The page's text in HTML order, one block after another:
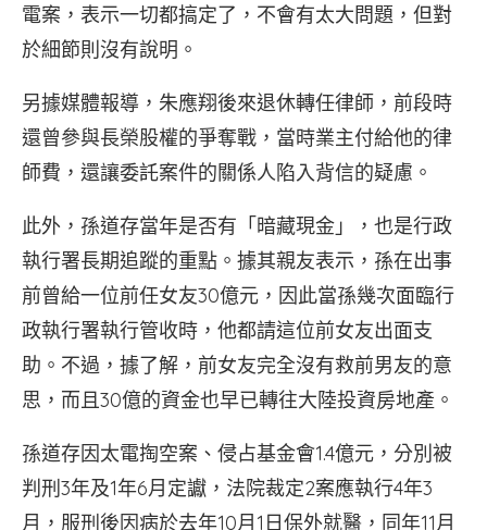
電案，表示一切都搞定了，不會有太大問題，但對
於細節則沒有說明。
另據媒體報導，朱應翔後來退休轉任律師，前段時
還曾參與長榮股權的爭奪戰，當時業主付給他的律
師費，還讓委託案件的關係人陷入背信的疑慮。
此外，孫道存當年是否有「暗藏現金」，也是行政
執行署長期追蹤的重點。據其親友表示，孫在出事
前曾給一位前任女友30億元，因此當孫幾次面臨行
政執行署執行管收時，他都請這位前女友出面支
助。不過，據了解，前女友完全沒有救前男友的意
思，而且30億的資金也早已轉往大陸投資房地產。
孫道存因太電掏空案、侵占基金會1.4億元，分別被
判刑3年及1年6月定讞，法院裁定2案應執行4年3
月，服刑後因病於去年10月1日保外就醫，同年11月